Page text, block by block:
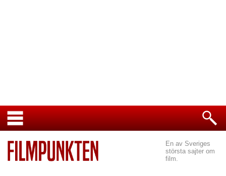
En av Sveriges
största sajter om
film.